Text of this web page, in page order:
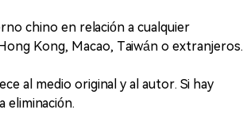
chino en relación a cualquier
Kong, Macao, Taiwán o extranjeros.
al medio original y al autor. Si hay
eliminación.